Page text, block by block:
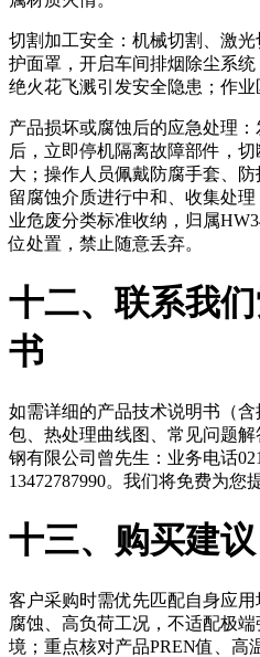
切割加工安全：机械切割、激
护面罩，开启车间排烟除尘系
绝火花飞溅引发安全隐患；作业
产品损坏或腐蚀后的应急处理
后，立即停机隔离故障部件，
大；操作人员佩戴防腐手套、
留腐蚀介质进行中和、收集处
业危废分类标准收纳，归属
位处置，禁止随意丢弃。
十二、联系我
书
如需详细的产品技术说明书（
包、热处理曲线图、常见问题
钢有限公司曾先生：业务电话
13472787990。我们将免费为您
十三、购买建议
客户采购时需优先匹配自身应
腐蚀、高负荷工况，不适配极
境；重点核对产品PREN值、高